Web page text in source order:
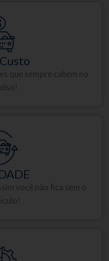
que sempre cabem no
você não fica sem o